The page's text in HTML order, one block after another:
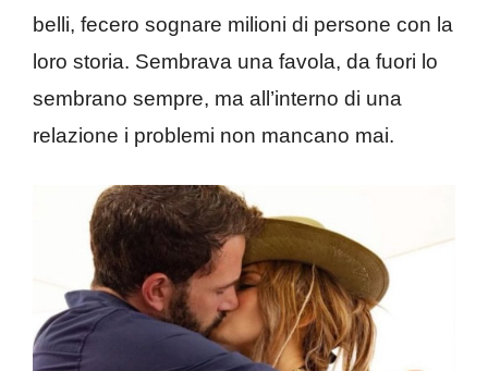
belli, fecero sognare milioni di persone con la
loro storia. Sembrava una favola, da fuori lo
sembrano sempre, ma all’interno di una
relazione i problemi non mancano mai.